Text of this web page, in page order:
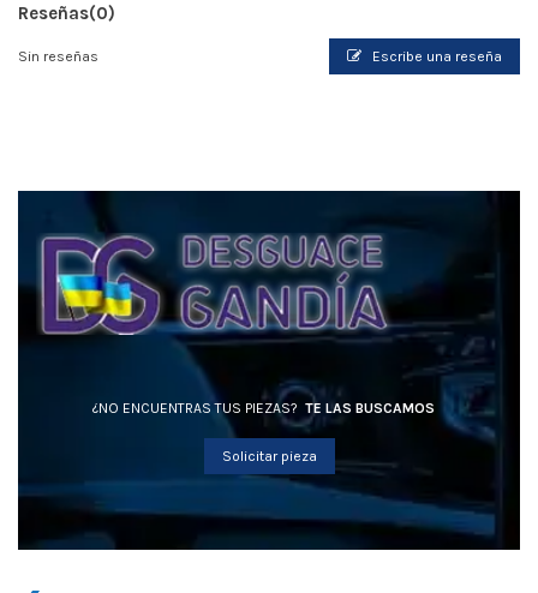
Reseñas(0)
Sin reseñas Escribe una reseña
¿NO ENCUENTRAS TUS PIEZAS? TE LAS BUSCAMOS
Solicitar pieza